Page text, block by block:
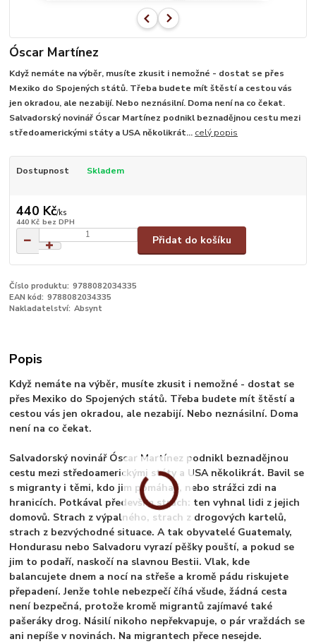
Óscar Martínez
Když nemáte na výběr, musíte zkusit i nemožné - dostat se přes
Mexiko do Spojených států. Třeba budete mít štěstí a cestou vás
jen okradou, ale nezabijí. Nebo neznásilní. Doma není na co čekat.
Salvadorský novinář Óscar Martínez podnikl beznadějnou cestu mezi
středoamerickými státy a USA několikrát... celý popis
Dostupnost Skladem
440 Kč/ks
440 Kč bez DPH
Přidat do košíku
Číslo produktu: 9788082034335
EAN kód: 9788082034335
Nakladatelství: Absynt
Popis
Když nemáte na výběr, musíte zkusit i nemožné - dostat se
přes Mexiko do Spojených států. Třeba budete mít štěstí a
cestou vás jen okradou, ale nezabijí. Nebo neznásilní. Doma
není na co čekat.
Salvadorský novinář Óscar Martínez podnikl beznadějnou
cestu mezi středoamerickými státy a USA několikrát. Bavil se
s migranty i těmi, kdo jim pomáhají, nebo strážci zdi na
hranicích. Potkával především strach: ten vyhnal lidi z jejich
domovů. Strach z výpalného, strach z drogových kartelů,
strach z bezvýchodné situace. A tak obyvatelé Guatemaly,
Hondurasu nebo Salvadoru vyrazí pěšky pouští, a pokud se
jim to podaří, naskočí na slavnou Bestii. Vlak, kde
balancujete dnem a nocí na střeše a kromě pádu riskujete
přepadení. Jenže tohle nebezpečí číhá všude, žádná cesta
není bezpečná, protože kromě migrantů zajímavé také
pašeráky drog. Násilí nikoho nepřekvapuje, o pár vraždách se
ani nepíše v novinách. Na migrantech přece nesejde.